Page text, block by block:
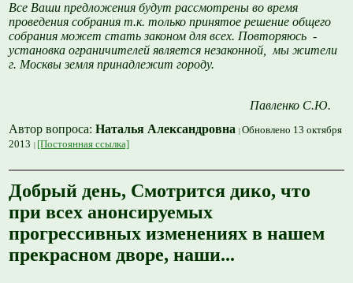
Все Ваши предложения будут рассмотрены во время
проведения собрания т.к. только принятое решение общего
собрания может стать законом для всех. Повторяюсь -
установка ограничителей является незаконной, мы жители
г. Москвы земля принадлежит городу.
Павленко С.Ю.
Автор вопроса:Наталья Александровна Обновлено 13 октября
2013
[Постоянная ссылка]
Добрый день, Смотрится дико, что
при всех анонсируемых
прогрессивных изменениях в нашем
прекрасном дворе, наши...